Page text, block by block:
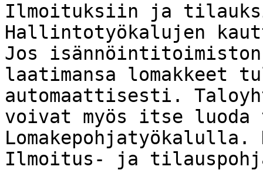
Ilmoituksiin ja
Hallintotyökalujen
Jos
laatimansa lomakkeet
automaattisesti.
voivat myös itse
Ilmoitus- ja